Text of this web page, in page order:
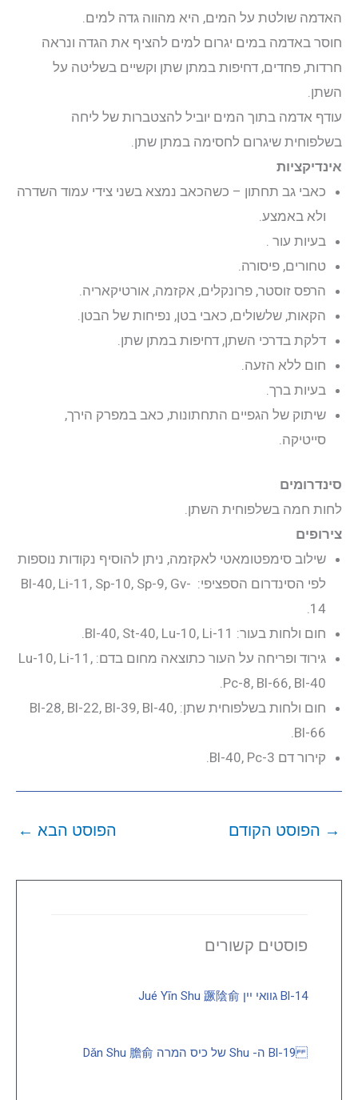
האדמה שולטת על המים, היא מהווה גדה למים.
חוסר באדמה במים יגרום למים להציף את הגדה ונראה
חרדות, פחדים, דחיפות במתן שתן וקשיים בשליטה על
השתן.
עודף אדמה בתוך המים יוביל להצטברות של ליחה
בשלפוחית שיגרום לחסימה במתן שתן.
אינדיקציות
כאבי גב תחתון – כשהכאב נמצא בשני צידי עמוד השדרה
ולא באמצע.
בעיות עור .
טחורים, פיסורה.
הרפס זוסטר, פרונקלים, אקזמה, אורטיקאריה.
הקאות, שלשולים, כאבי בטן, נפיחות של הבטן.
דלקת בדרכי השתן, דחיפות במתן שתן.
חום ללא הזעה.
בעיות ברך.
שיתוק של הגפיים התחתונות, כאב במפרק הירך,
סייטיקה.
סינדרומים
לחות חמה בשלפוחית השתן.
צירופים
שילוב סימפטומאטי לאקזמה, ניתן להוסיף נקודות נוספות
לפי הסינדרום הספציפי: Bl-40, Li-11, Sp-10, Sp-9, Gv-
14.
חום ולחות בעור: Bl-40, St-40, Lu-10, Li-11.
גירוד ופריחה על העור כתוצאה מחום בדם: Lu-10, Li-11,
Pc-8, Bl-66, Bl-40.
חום ולחות בשלפוחית שתן: Bl-28, Bl-22, Bl-39, Bl-40,
Bl-66.
קירור דם Bl-40, Pc-3.
→ הפוסט הקודם הפוסט הבא ←
פוסטים קשורים
Bl-14 גוואי יין Jué Yīn Shu 蹶陰俞
Bl-19 ה- Shu של כיס המרה Dǎn Shu 膽俞